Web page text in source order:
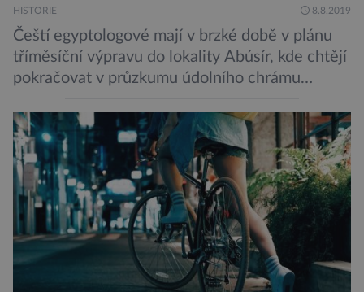
HISTORIE 8.8.2019
Čeští egyptologové mají v brzké době v plánu
tříměsíční výpravu do lokality Abúsír, kde chtějí
pokračovat v průzkumu údolního chrámu
Ceje. Lucie Jirásková z Českého
egyptologického ústavu FF UK řekla, že je
v plánu také zpracování vykopaných předmětů.
„V průběhu výzkumů není moc času na
zpracování nálezů. Necháváme si na to tedy
měsíc, kdy […]